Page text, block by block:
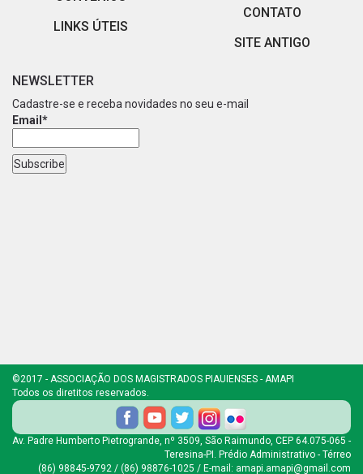
LINKS ÚTEIS
CONTATO
SITE ANTIGO
NEWSLETTER
Cadastre-se e receba novidades no seu e-mail
Email*
©2017 - ASSOCIAÇÃO DOS MAGISTRADOS PIAUIENSES - AMAPI
Todos os diretitos reservados.
Av. Padre Humberto Pietrogrande, nº 3509, São Raimundo, CEP 64.075-065 -
Teresina-PI. Prédio Administrativo - Térreo
(86) 98845-9792 / (86) 98876-1025 / E-mail: amapi.amapi@gmail.com